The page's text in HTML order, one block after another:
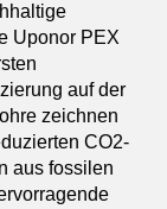
Uponor PEX
auf der
zeichnen
CO2-
aus fossilen